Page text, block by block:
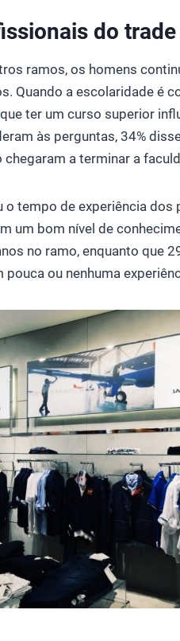
do
ramos, os homens
Quando a escolaridade é
ter um curso superior
às perguntas, 34%
chegaram a terminar a
o tempo de experiência dos
um bom nível de
no ramo, enquanto que
pouca ou nenhuma